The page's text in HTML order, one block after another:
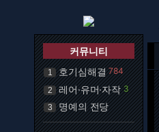
커뮤니티
1 호기심해결 784
2 레어·유머·자작 3
3 명예의 전당